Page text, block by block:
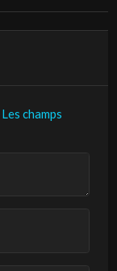
Les champs